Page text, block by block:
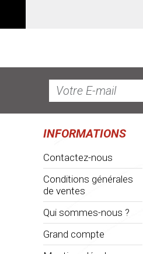
INFORMATIONS
Contactez-nous
Conditions générales
de ventes
Qui sommes-nous ?
Grand compte